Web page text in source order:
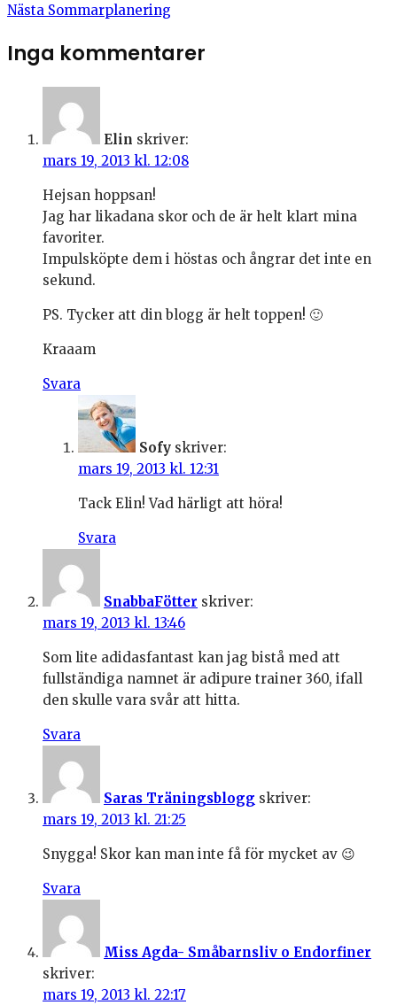
Nästa Sommarplanering
Inga kommentarer
Elin skriver:
mars 19, 2013 kl. 12:08
Hejsan hoppsan!
Jag har likadana skor och de är helt klart mina
favoriter.
Impulsköpte dem i höstas och ångrar det inte en
sekund.
PS. Tycker att din blogg är helt toppen! 🙂
Kraaam
Svara
Sofy skriver:
mars 19, 2013 kl. 12:31
Tack Elin! Vad härligt att höra!
Svara
SnabbaFötter skriver:
mars 19, 2013 kl. 13:46
Som lite adidasfantast kan jag bistå med att
fullständiga namnet är adipure trainer 360, ifall
den skulle vara svår att hitta.
Svara
Saras Träningsblogg skriver:
mars 19, 2013 kl. 21:25
Snygga! Skor kan man inte få för mycket av 😉
Svara
Miss Agda- Småbarnsliv o Endorfiner
skriver:
mars 19, 2013 kl. 22:17